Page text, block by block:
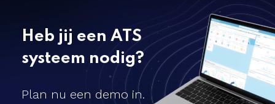
Heb jij een ATS
systeem nodig?
Plan nu een demo in.